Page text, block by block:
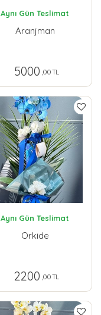
Aynı Gün Teslimat
Aranjman
5000 ,00 TL
Aynı Gün Teslimat
Orkide
2200 ,00 TL